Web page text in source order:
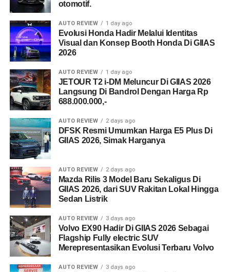
otomotif.
AUTO REVIEW 1 day ago
Evolusi Honda Hadir Melalui Identitas
Visual dan Konsep Booth Honda Di GIIAS
2026
AUTO REVIEW 1 day ago
JETOUR T2 i-DM Meluncur Di GIIAS 2026
Langsung Di Bandrol Dengan Harga Rp
688.000.000,-
AUTO REVIEW 2 days ago
DFSK Resmi Umumkan Harga E5 Plus Di
GIIAS 2026, Simak Harganya
AUTO REVIEW 2 days ago
Mazda Rilis 3 Model Baru Sekaligus Di
GIIAS 2026, dari SUV Rakitan Lokal Hingga
Sedan Listrik
AUTO REVIEW 3 days ago
Volvo EX90 Hadir Di GIIAS 2026 Sebagai
Flagship Fully electric SUV
Merepresentasikan Evolusi Terbaru Volvo
AUTO REVIEW 3 days ago